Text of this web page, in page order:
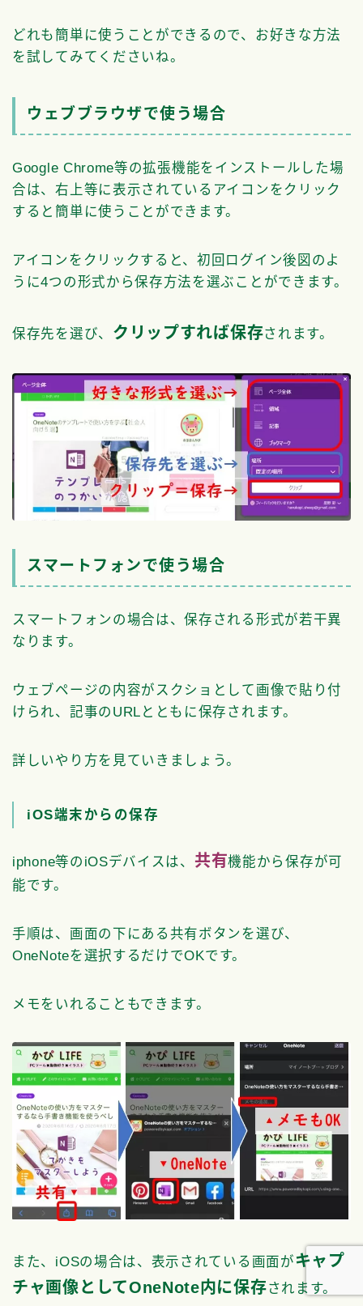
Follow Me
どれも簡単に使うことができるので、お好きな方法
を試してみてくださいね。
ウェブブラウザで使う場合
Google Chrome等の拡張機能をインストールした場
合は、右上等に表示されているアイコンをクリック
すると簡単に使うことができます。
アイコンをクリックすると、初回ログイン後図のよ
うに4つの形式から保存方法を選ぶことができます。
保存先を選び、 クリップすれば保存されます。
スマートフォンで使う場合
スマートフォンの場合は、保存される形式が若干異
なります。
ウェブページの内容がスクショとして画像で貼り付
けられ、記事のURLとともに保存されます。
詳しいやり方を見ていきましょう。
iOS端末からの保存
iphone等のiOSデバイスは、 共有機能から保存が可
能です。
手順は、画面の下にある共有ボタンを選び、
OneNoteを選択するだけでOKです。
メモをいれることもできます。
また、iOSの場合は、表示されている画面が キャプ
チャ画像としてOneNote内に保存されます。